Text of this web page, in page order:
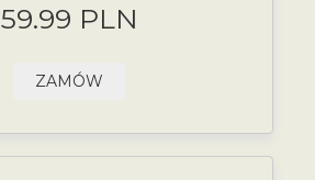
59.99 PLN
ZAMÓW